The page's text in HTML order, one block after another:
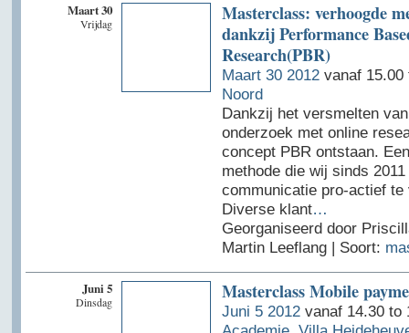
Maart 30
Vrijdag
Masterclass: verhoogde
dankzij Performance
Research(PBR)
Maart 30 2012vanaf 15.00
Noord
Dankzij het versmelten
onderzoek met online
concept PBR ontstaan.
methode die wij sinds
communicatie pro-actief te
Diverse klant…
Georganiseerd door
Martin Leeflang | Soort:
Juni 5
Dinsdag Masterclass Mobile
Juni 5 2012vanaf 14.30 to